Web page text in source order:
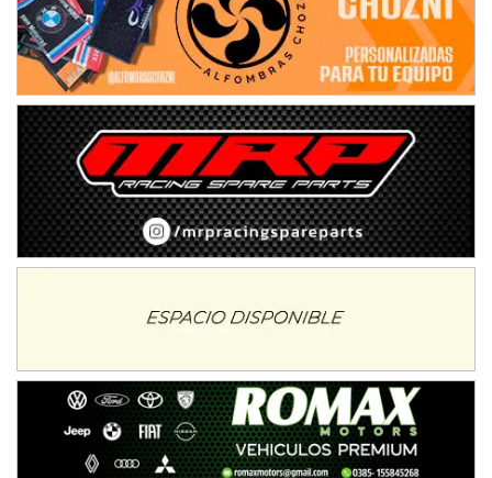
IAME SERIES ARGENTINA 6
Ramiro Tot (Asfalto)
Baradero (Buenos Aires)
KDO - F6
Ciudad de Trenque Lauquen (Asfalto)
Trenque Lauquen (Buenos Aires)
ENTRERRIANO - F6 (POSTERGADA)
Parque de la Velocidad (Asfalto)
Villaguay (Entre Ríos)
VICTORIENSE - F7
Gral. E. Godoy (Río Negro)
CSK - F7
Juventud Unida (Tierra)
Humboldt (Santa Fe)